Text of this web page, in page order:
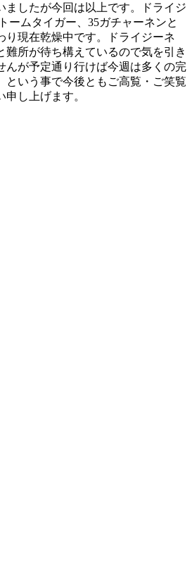
ましたが今回は以上です。ドライジ
ームタイガー、35ガチャーネンと
り現在乾燥中です。ドライジーネ
難所が待ち構えているので気を引き
んが予定通り行けば今週は多くの完
という事で今後ともご高覧・ご笑覧
し上げます。